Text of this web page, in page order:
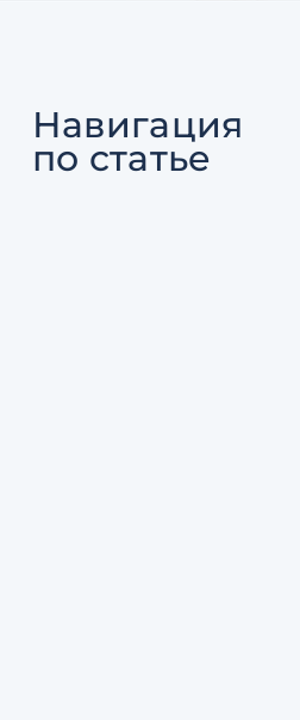
Навигация
по статье